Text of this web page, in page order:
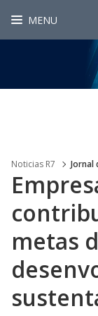
MENU
Noticias R7 Jornal
metas